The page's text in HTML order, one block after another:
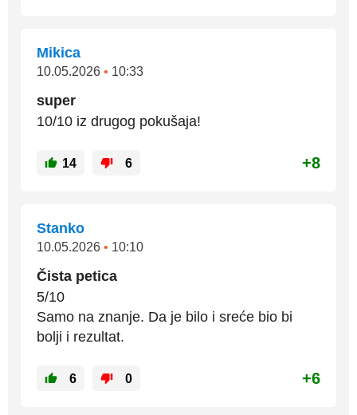
Mikica
10.05.2026 • 10:33
super
10/10 iz drugog pokušaja!
14 6 +8
Stanko
10.05.2026 • 10:10
Čista petica
5/10
Samo na znanje. Da je bilo i sreće bio bi
bolji i rezultat.
6 0 +6